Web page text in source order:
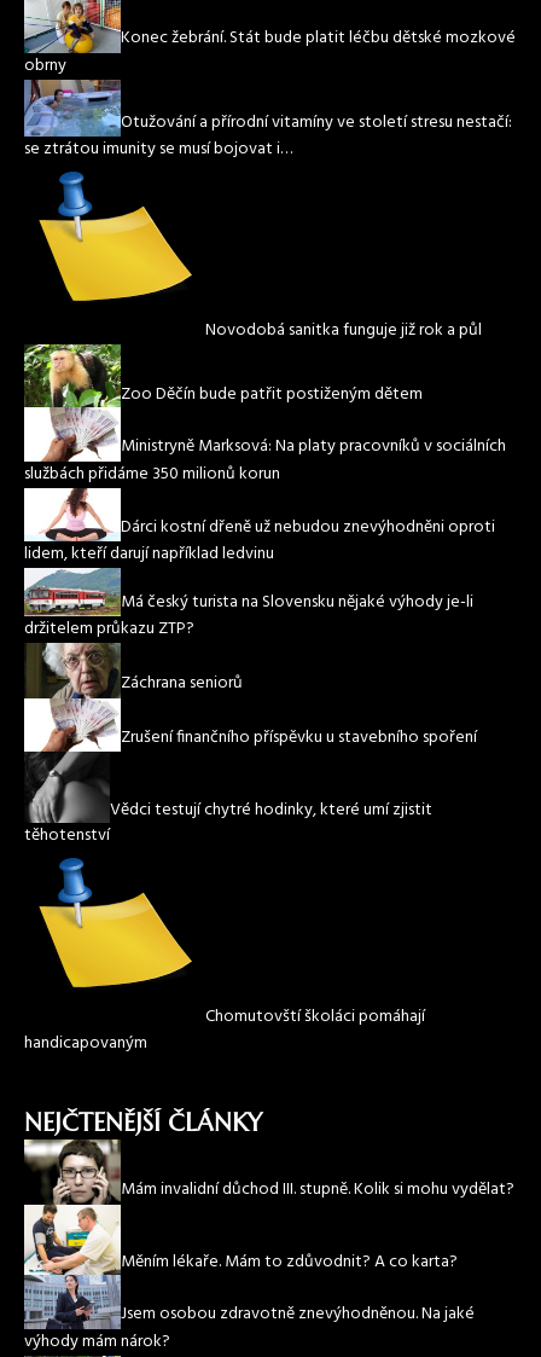
Konec žebrání. Stát bude platit léčbu dětské mozkové
obrny
Otužování a přírodní vitamíny ve století stresu nestačí:
se ztrátou imunity se musí bojovat i…
Novodobá sanitka funguje již rok a půl
Zoo Děčín bude patřit postiženým dětem
Ministryně Marksová: Na platy pracovníků v sociálních
službách přidáme 350 milionů korun
Dárci kostní dřeně už nebudou znevýhodněni oproti
lidem, kteří darují například ledvinu
Má český turista na Slovensku nějaké výhody je-li
držitelem průkazu ZTP?
Záchrana seniorů
Zrušení finančního příspěvku u stavebního spoření
Vědci testují chytré hodinky, které umí zjistit
těhotenství
Chomutovští školáci pomáhají
handicapovaným
NEJČTENĚJŠÍ ČLÁNKY
Mám invalidní důchod III. stupně. Kolik si mohu vydělat?
Měním lékaře. Mám to zdůvodnit? A co karta?
Jsem osobou zdravotně znevýhodněnou. Na jaké
výhody mám nárok?